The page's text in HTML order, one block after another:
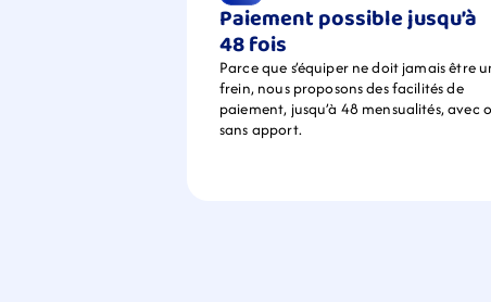
Paiement possible jusqu’à
48 fois
Parce que s’équiper ne doit jamais être
frein, nous proposons des facilités de
paiement, jusqu’à 48 mensualités, avec
sans apport.